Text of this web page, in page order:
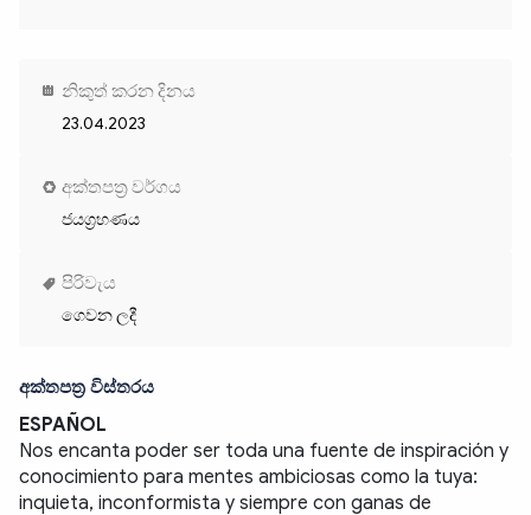
නිකුත් කරන දිනය
23.04.2023
අක්තපත්‍ර වර්ගය
ජයග්‍රහණය
පිරිවැය
ගෙවන ලදී
අක්තපත්‍ර විස්තරය
ESPAÑOL
Nos encanta poder ser toda una fuente de inspiración y
conocimiento para mentes ambiciosas como la tuya:
inquieta, inconformista y siempre con ganas de